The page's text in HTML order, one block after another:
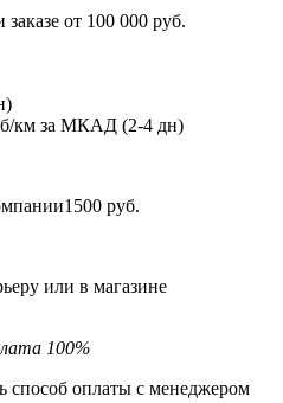
от 100 000 руб.
км за МКАД (2-4 дн)
руб.
или в магазине
100%
способ оплаты с менеджером